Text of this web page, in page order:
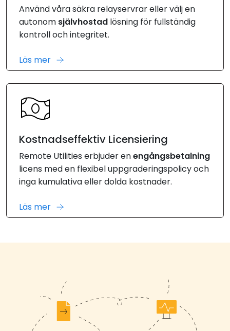
Använd våra säkra relayservrar eller välj en
autonom självhostad lösning för fullständig
kontroll och integritet.
Läs mer
Kostnadseffektiv Licensiering
Remote Utilities erbjuder enengångsbetalning
licens med en flexibel uppgraderingspolicy och
inga kumulativa eller dolda kostnader.
Läs mer